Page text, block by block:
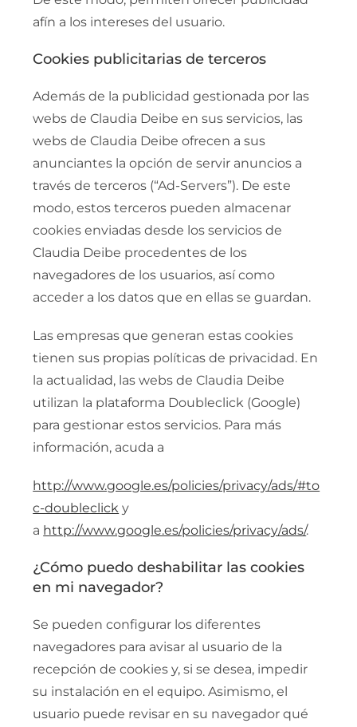
afín a los intereses del usuario.
Cookies publicitarias de terceros
Además de la publicidad gestionada por las
webs de Claudia Deibe en sus servicios, las
webs de Claudia Deibe ofrecen a sus
anunciantes la opción de servir anuncios a
través de terceros (“Ad-Servers”). De este
modo, estos terceros pueden almacenar
cookies enviadas desde los servicios de
Claudia Deibe procedentes de los
navegadores de los usuarios, así como
acceder a los datos que en ellas se guardan.
Las empresas que generan estas cookies
tienen sus propias políticas de privacidad. En
la actualidad, las webs de Claudia Deibe
utilizan la plataforma Doubleclick (Google)
para gestionar estos servicios. Para más
información, acuda a
http://www.google.es/policies/privacy/ads/#to
c-doubleclick y
a http://www.google.es/policies/privacy/ads/.
¿Cómo puedo deshabilitar las cookies
en mi navegador?
Se pueden configurar los diferentes
navegadores para avisar al usuario de la
recepción de cookies y, si se desea, impedir
su instalación en el equipo. Asimismo, el
usuario puede revisar en su navegador qué